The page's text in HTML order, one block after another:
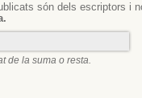
són dels escriptors i
de la suma o resta.